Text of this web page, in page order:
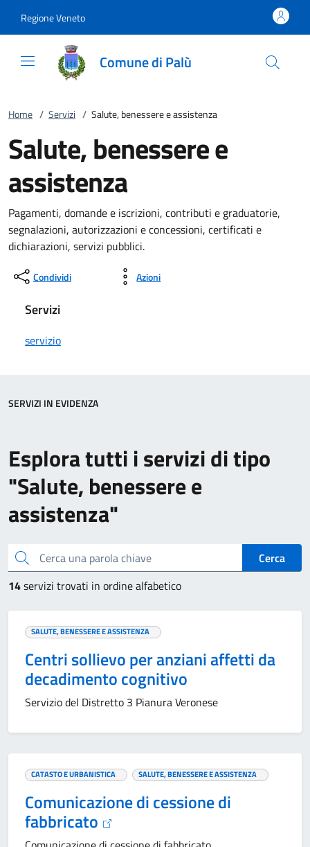
Regione Veneto
Comune di Palù
Home / Servizi / Salute, benessere e assistenza
Salute, benessere e
assistenza
Pagamenti, domande e iscrizioni, contributi e graduatorie,
segnalazioni, autorizzazioni e concessioni, certificati e
dichiarazioni, servizi pubblici.
Condividi Azioni
Servizi
servizio
Esplora tutti i servizi di tipo
"Salute, benessere e
assistenza"
Cerca una parola chiave
Cerca
14servizi trovati in ordine alfabetico
SALUTE, BENESSERE E ASSISTENZA
Centri sollievo per anziani affetti da
decadimento cognitivo
Servizio del Distretto 3 Pianura Veronese
CATASTO E URBANISTICA SALUTE, BENESSERE E ASSISTENZA
Comunicazione di cessione di
fabbricato
SERVIZI IN EVIDENZA